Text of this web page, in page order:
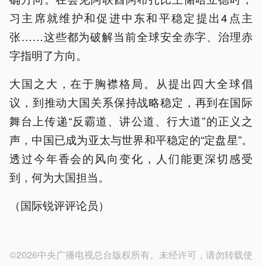
习主席就维护和促进中东和平稳定提出4点主
张……这些都为破解当前全球安全赤字、治理赤
字指明了方向。
大国之大，在于胸襟格局。从提出四大全球倡
议，到推动大国关系保持战略稳定，再到在国际
舞台上传递“反霸道、讲公道、行大道”的正义之
声，中国已成为亚太与世界和平稳定的“定盘星”。
透过今年香会的风向变化，人们能更深切感受
到，何为大国担当。
（国际锐评评论员）
©2026中央广播电视总台版权所有。未经许可，请勿转载使